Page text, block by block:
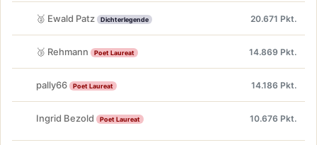
🥈 Ewald Patz Dichterlegende 20.671 Pkt.
🥉 Rehmann Poet Laureat 14.869 Pkt.
pally66 Poet Laureat 14.186 Pkt.
Ingrid Bezold Poet Laureat 10.676 Pkt.